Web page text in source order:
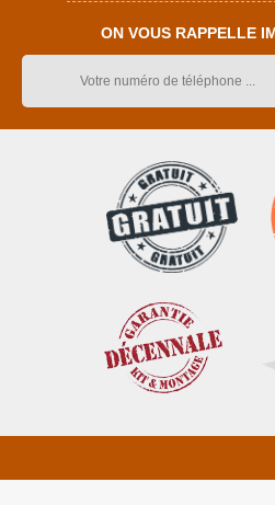
ON VOUS RAPPELLE